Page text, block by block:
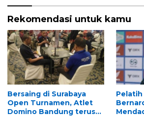
Rekomendasi untuk kamu
Bersaing di Surabaya
Open Turnamen, Atlet
Domino Bandung terus
Pelatih